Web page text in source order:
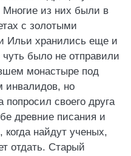
Многие из них были в
с золотыми
Ильи хранились еще и
было не отправили
монастыре под
инвалидов, но
попросил своего друга
древние писания и
когда найдут ученых,
отдать. Старый